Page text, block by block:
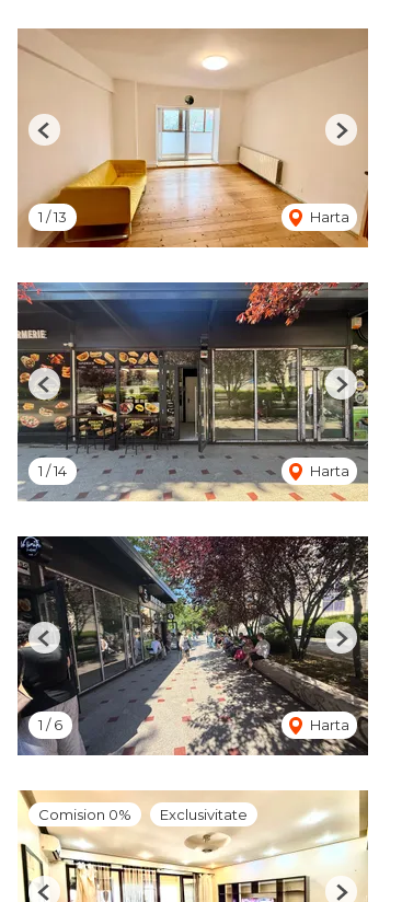
1 /13 Harta
Previous Next
1 /14 Harta
Previous Next
1 /6 Harta
Previous Next
Comision 0% Exclusivitate